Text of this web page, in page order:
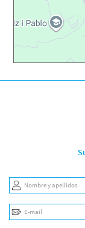
Nombre y apellidos
E-mail